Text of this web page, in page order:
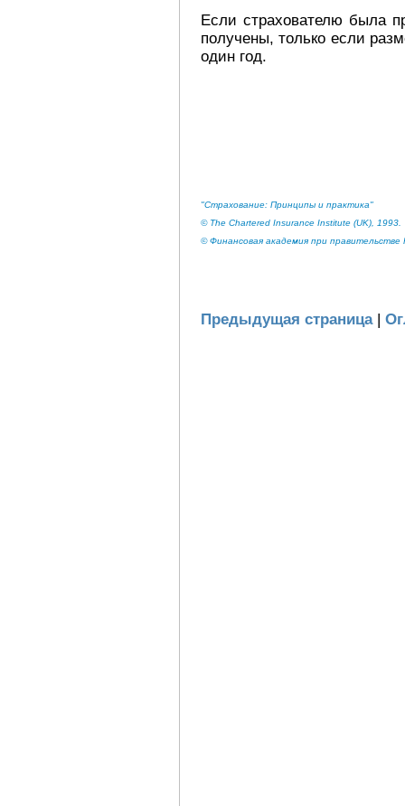
Если страхователю была
получены, только если
один год.
"Страхование: Принципы и практика"
© The Chartered Insurance Institute (UK), 1993.
© Финансовая академия при правительстве
Предыдущая страница|